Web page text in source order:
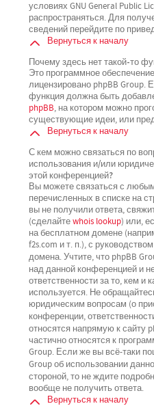
условиях GNU General Public
распространяться. Для
сведений перейдите по
Вернуться к началу
Почему здесь нет такой-то
Это программное
лицензировано phpBB Group.
функция должна быть
phpBB, на котором можно
существующие идеи, или
Вернуться к началу
С кем можно связаться по
использования и/или
этой конференцией?
Вы можете связаться с
перечисленных в списке на
вы не получили ответа,
(сделайтеwhois lookup) или,
на бесплатном домене
f2s.com и т. п.), с
домена. Учтите, что phpBB
над данной конференциейи
ответственности за то, кем и
используется. Не
юридическим вопросам (о
конференции,
относятся напрямуюк сайту
частично относятся к
Group. Если же вы всё-таки
Group об использовании
стороной, то не ждите
вообще не получить ответа.
Вернуться к началу